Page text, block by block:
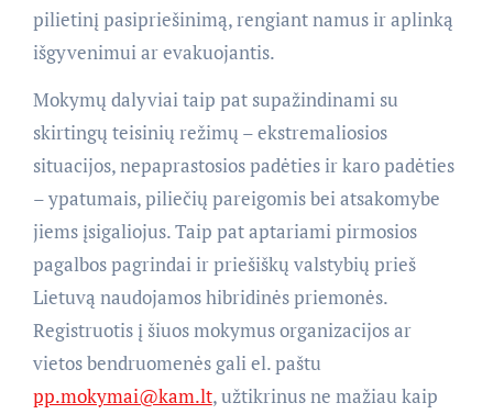
pilietinį pasipriešinimą, rengiant namus ir aplinką
išgyvenimui ar evakuojantis.
Mokymų dalyviai taip pat supažindinami su
skirtingų teisinių režimų – ekstremaliosios
situacijos, nepaprastosios padėties ir karo padėties
– ypatumais, piliečių pareigomis bei atsakomybe
jiems įsigaliojus. Taip pat aptariami pirmosios
pagalbos pagrindai ir priešiškų valstybių prieš
Lietuvą naudojamos hibridinės priemonės.
Registruotis į šiuos mokymus organizacijos ar
vietos bendruomenės gali el. paštu
pp.mokymai@kam.lt, užtikrinus ne mažiau kaip